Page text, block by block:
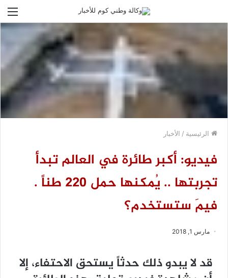
الرئيسية / الأخبار
فيديو: أكبر طائرة في العالم تبدأ
تجربتها .. يُمكنها حمل 220 طناً .
فيمَ ستستخدم؟
مارس 1, 2018
قد لا يبدو ذلك حدثاً يستحق الاحتفاء، إلا